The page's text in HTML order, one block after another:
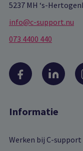
5237 MH ‘s-
info@c-support.nu
073 4400 440
Informatie
Werken bij C-support